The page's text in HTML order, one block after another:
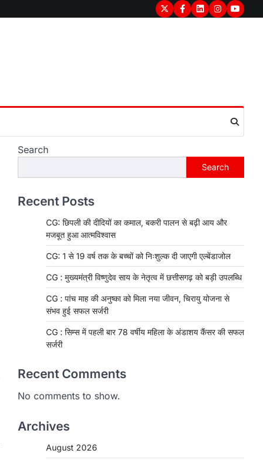
TwitterFacebook
LinkedInInstagram
Search
Search
Recent Posts
CG: छिपली की दीदियों का कमाल, बकरी पालन से बढ़ी आय और
मजबूत हुआ आत्मविश्वास
CG: 1 से 19 वर्ष तक के बच्चों को निःशुल्क दी जाएगी एल्बेंडाजोल
CG : मुख्यमंत्री विष्णुदेव साय के नेतृत्व में छत्तीसगढ़ को बड़ी उपलब्धि
CG : पांच माह की अनुष्का को मिला नया जीवन, चिरायु योजना से
संभव हुई सफल सर्जरी
CG : सिम्स में पहली बार 78 वर्षीय महिला के अंडाशय कैंसर की सफल
सर्जरी
Recent Comments
No comments to show.
Archives
August 2026
CHHATTISGARH